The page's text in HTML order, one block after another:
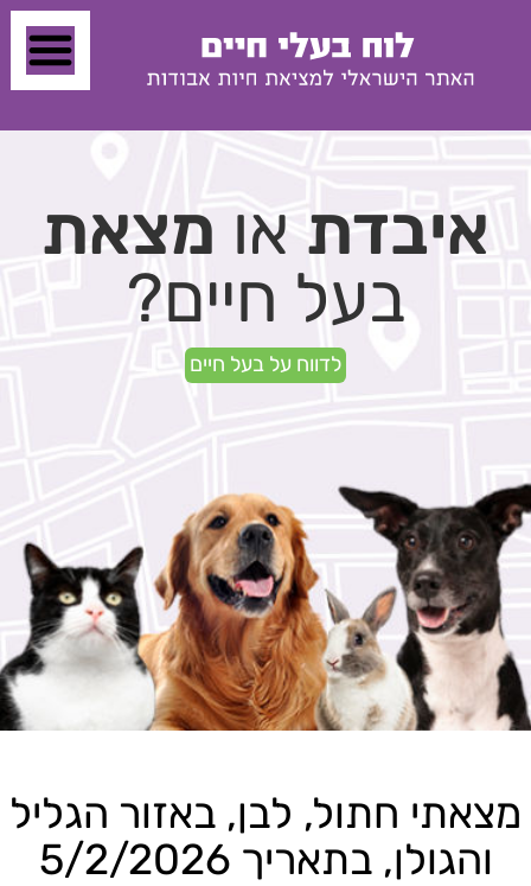
איבדת או מצאת
בעל חיים?
לדווח על בעל חיים
מצאתי חתול, לבן, באזור הגליל
והגולן, בתאריך 5/2/2026